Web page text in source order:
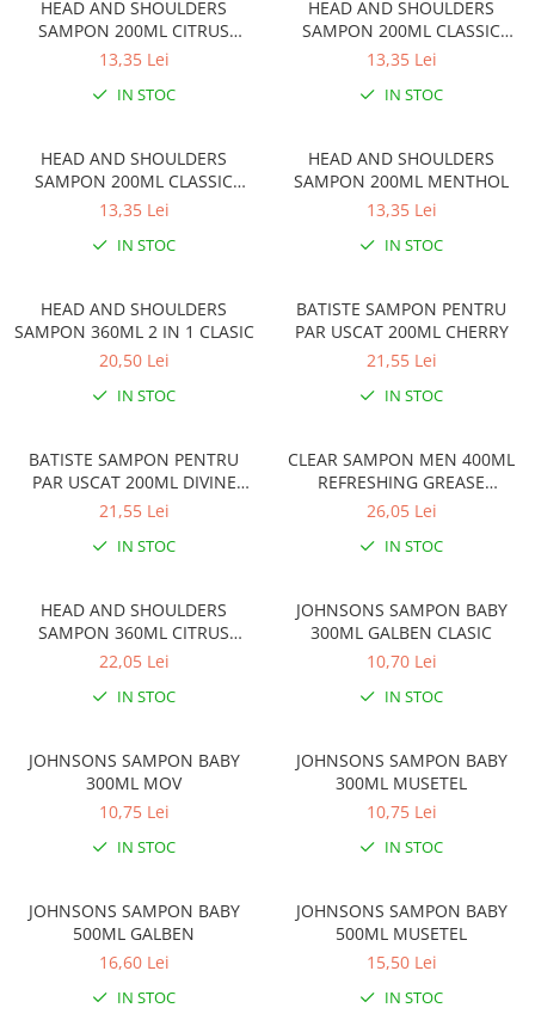
Detergent pardoseala
Detergent toaleta
Echipamente de curăţenie
Galeata mop
Hartie igienica
Insecticide
Mop
Parfum de camere
Produse de dezinfectare
Sac menajer
Solutie de indepartat rugina si
Indepartarea parului
Ingrijirea buzei
Pachete de cadouri
Parfum
Pasta de dinti
Produse pentru coafat
Produse pentru curatarea tenului
Sare de baie
Tratament pentru par, conditioner
pentru par, masca de par
HEAD AND SHOULDERS
SAMPON 200ML CITRUS
FRESH
13,35 Lei
IN STOC
HEAD AND SHOULDERS
SAMPON 200ML CLASSIC
CLEAN
13,35 Lei
IN STOC
HEAD AND SHOULDERS
SAMPON 200ML CLASSIC
CLEAN 2 IN 1
13,35 Lei
IN STOC
HEAD AND SHOULDERS
SAMPON 200ML MENTHOL
13,35 Lei
IN STOC
HEAD AND SHOULDERS
SAMPON 360ML 2 IN 1 CLASIC
20,50 Lei
IN STOC
BATISTE SAMPON PENTRU
PAR USCAT 200ML CHERRY
21,55 Lei
IN STOC
BATISTE SAMPON PENTRU
PAR USCAT 200ML DIVINE
BRUNETTE
21,55 Lei
IN STOC
CLEAR SAMPON MEN 400ML
REFRESHING GREASE
CONTROL
26,05 Lei
IN STOC
HEAD AND SHOULDERS
SAMPON 360ML CITRUS
FRESH
22,05 Lei
IN STOC
JOHNSONS SAMPON BABY
300ML GALBEN CLASIC
10,70 Lei
IN STOC
JOHNSONS SAMPON BABY
300ML MOV
10,75 Lei
IN STOC
JOHNSONS SAMPON BABY
300ML MUSETEL
10,75 Lei
IN STOC
JOHNSONS SAMPON BABY
500ML GALBEN
16,60 Lei
IN STOC
JOHNSONS SAMPON BABY
500ML MUSETEL
15,50 Lei
IN STOC